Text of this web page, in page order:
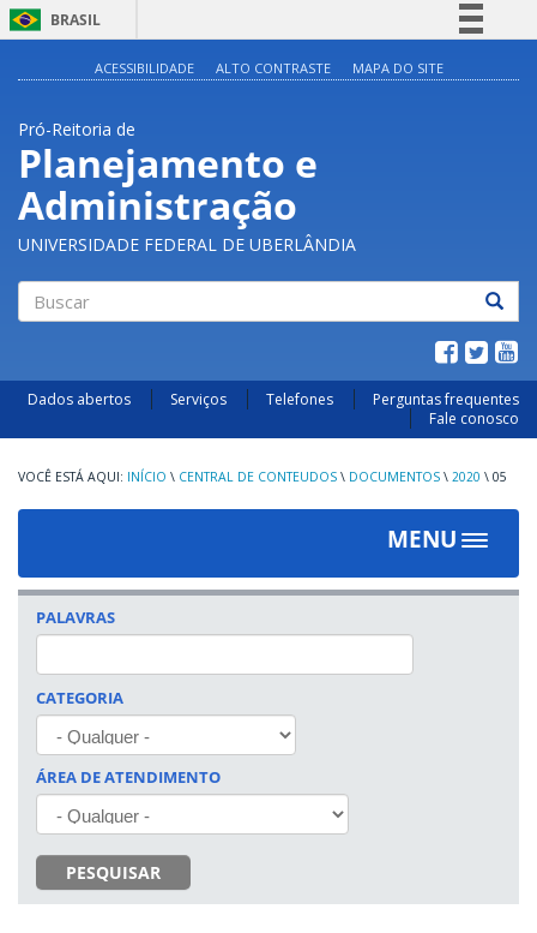
BRASIL
Acesso à informação
ACESSIBILIDADE ALTO CONTRASTE MAPA DO SITE
Pró-Reitoria de
Planejamento e
Administração
UNIVERSIDADE FEDERAL DE UBERLÂNDIA
Dados abertos Serviços Telefones
Perguntas frequentes
Fale conosco
INÍCIO \ CENTRAL DE CONTEUDOS \ DOCUMENTOS \ 2020 \ 05
MENU
Toggle
PALAVRAS
CATEGORIA
ÁREA DE ATENDIMENTO
PESQUISAR